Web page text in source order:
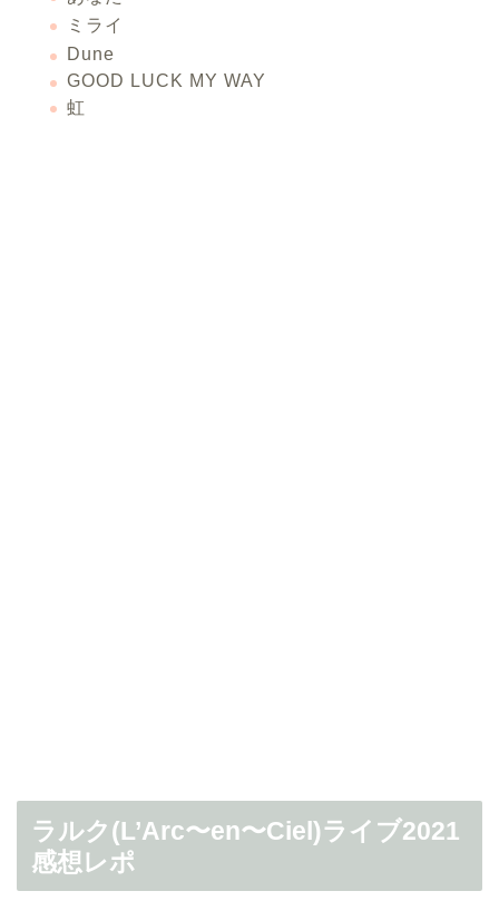
ミライ
Dune
GOOD LUCK MY WAY
虹
ラルク(L’Arc〜en〜Ciel)ライブ2021
感想レポ